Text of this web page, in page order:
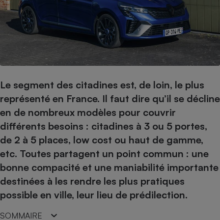
Le segment des citadines est, de loin, le plus
représenté en France. Il faut dire qu’il se décline
en de nombreux modèles pour couvrir
différents besoins : citadines à 3 ou 5 portes,
de 2 à 5 places, low cost ou haut de gamme,
etc. Toutes partagent un point commun : une
bonne compacité et une maniabilité importante
destinées à les rendre les plus pratiques
possible en ville, leur lieu de prédilection.
SOMMAIRE
Sécurité - Hygiène
Supermarché - Drive
Assurance
Banque - Crédit
Epargne - Fiscalité
Mutuelle
Circulation routière
Contrôle technique -
Pièce détachée
Moto
Comparateur auto
Comparatif
Comparatif hotte
Comparatif climatiseur
Comparatif aspirateur
Comparatif aspirateur
Comparatif cafetière
Comparatif robot cuiseur
Comparatif centrale
Électricité - Gaz
Comparatif casque audio
Comparatif imprimante
Comparatif ordinateur
Comparatif ultrabook
Comparatif tablette
Image et son
Informatique
Internet
Crédit immobilier
Comparatif tondeuse
Comparatif radiateur
Aménagement
Bricolage - Jardinage
Chauffage
Produit d'entretien
Sécurité domestique
Hygiène - Beauté
Maladie - Médecine -
Système de santé -
Maison de retraite
Retraite
Choisir son fioul
Choisir son pellet
Comparateur assurance emprunteur
Energie Moins Chère Ensemble
Tous les comparateurs
Toutes les cartes interactives
Speedtest - Testez le débit de votre
connexion Internet